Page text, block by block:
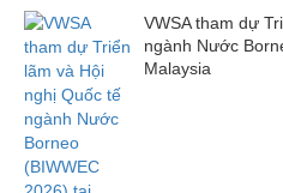
VWSA tham dự
ngành Nước
Malaysia